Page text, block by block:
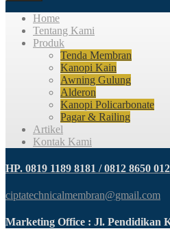
Home
Tentang Kami
Produk
Tenda Membran
Kanopi Kain
Awning Gulung
Alderon
Kanopi Policarbonate
Pagar & Railing
Artikel
Kontak Kami
HP. 0819 1189 8181 / 0812 8650
ciptatechnicalmembran@gmail.com
Marketing Office : Jl. Pendidikan